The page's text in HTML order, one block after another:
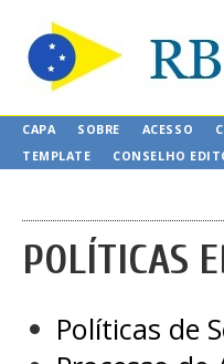
CAPA SOBRE ACESSO
TEMPLATE
CONSELHO
POLÍTICAS
Políticas de